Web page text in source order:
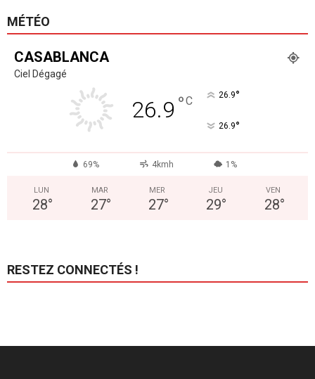
MÉTÉO
CASABLANCA
Ciel Dégagé
26.9 °C 26.9°
26.9°
69% 4kmh 1%
LUN
28°
MAR
27°
MER
27°
JEU
29°
VEN
28°
RESTEZ CONNECTÉS !